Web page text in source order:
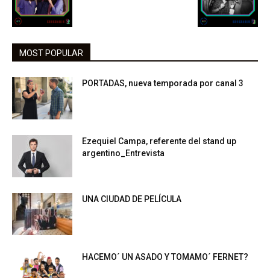
MOST POPULAR
PORTADAS, nueva temporada por canal 3
Ezequiel Campa, referente del stand up
argentino_Entrevista
UNA CIUDAD DE PELÍCULA
HACEMO´ UN ASADO Y TOMAMO´ FERNET?